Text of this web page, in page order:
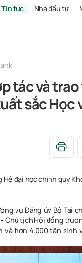
Tin tức Nhà đầu tư
tác và trao
sắc Học
đại học chính quy
vụ Đảng ủy Bộ Tài
-Chủ tịch Hội đồng
và hơn 4.000 tân sinh